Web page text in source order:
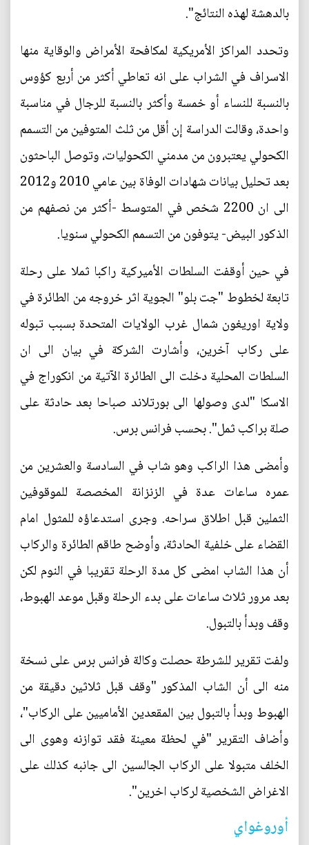
بالدهشة لهذه النتائج".
وتحدد المراكز الأمريكية لمكافحة الأمراض والوقاية منها
الاسراف في الشراب على انه تعاطي أكثر من أربع كؤوس
بالنسبة للنساء أو خمسة وأكثر بالنسبة للرجال في مناسبة
واحدة، وقالت الدراسة إن أقل من ثلث المتوفين من التسمم
الكحولي يعتبرون من مدمني الكحوليات، وتوصل الباحثون
بعد تحليل بيانات شهادات الوفاة بين عامي 2010 و2012
الى ان 2200 شخص في المتوسط -أكثر من نصفهم من
الذكور البيض- يتوفون من التسمم الكحولي سنويا.
في حين أوقفت السلطات الأميركية راكبا ثملا على رحلة
تابعة لخطوط "جت بلو" الجوية اثر خروجه من الطائرة في
ولاية اوريغون شمال غرب الولايات المتحدة بسبب تبوله
على ركاب آخرين، وأشارت الشركة في بيان الى ان
السلطات المحلية دخلت الى الطائرة الآتية من انكوراج في
الاسكا "لدى وصولها الى بورتلاند صباحا بعد حادثة على
صلة براكب ثمل". بحسب فرانس برس.
وأمضى هذا الراكب وهو شاب في السادسة والعشرين من
عمره ساعات عدة في الزنزانة المخصصة للموقوفين
الثملين قبل اطلاق سراحه. وجرى استدعاؤه للمثول امام
القضاء على خلفية الحادثة، وأوضح طاقم الطائرة والركاب
أن هذا الشاب امضى كل مدة الرحلة تقريبا في النوم لكن
بعد مرور ثلاث ساعات على بدء الرحلة وقبل موعد الهبوط،
وقف وبدأ بالتبول.
ولفت تقرير للشرطة حصلت وكالة فرانس برس على نسخة
منه الى أن الشاب المذكور "وقف قبل ثلاثين دقيقة من
الهبوط وبدأ بالتبول بين المقعدين الأماميين على الركاب"،
وأضاف التقرير "في لحظة معينة فقد توازنه وهوى الى
الخلف متبولا على الركاب الجالسين الى جانبه كذلك على
الاغراض الشخصية لركاب اخرين".
أوروغواي